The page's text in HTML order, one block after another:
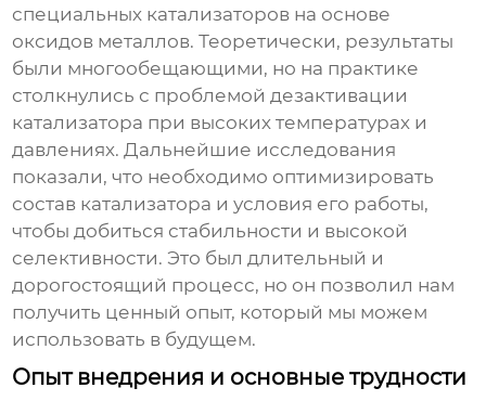
специальных катализаторов на основе
оксидов металлов. Теоретически, результаты
были многообещающими, но на практике
столкнулись с проблемой дезактивации
катализатора при высоких температурах и
давлениях. Дальнейшие исследования
показали, что необходимо оптимизировать
состав катализатора и условия его работы,
чтобы добиться стабильности и высокой
селективности. Это был длительный и
дорогостоящий процесс, но он позволил нам
получить ценный опыт, который мы можем
использовать в будущем.
Опыт внедрения и основные трудности